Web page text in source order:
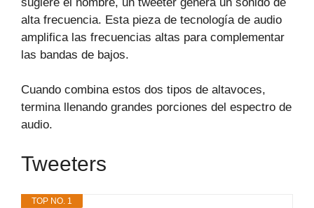
alta frecuencia. Esta pieza de tecnología de audio
amplifica las frecuencias altas para complementar
las bandas de bajos.
Cuando combina estos dos tipos de altavoces,
termina llenando grandes porciones del espectro de
audio.
Tweeters
TOP NO. 1